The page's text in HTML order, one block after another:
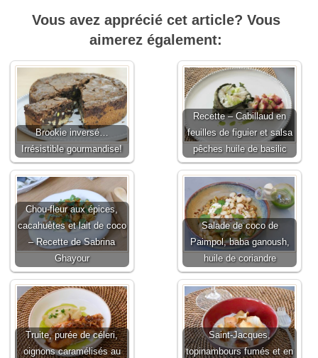
Vous avez apprécié cet article? Vous
aimerez également:
Brookie inversé…
Irrésistible gourmandise!
Recette – Cabillaud en
feuilles de figuier et salsa
pêches huile de basilic
Chou-fleur aux épices,
cacahuètes et lait de coco
– Recette de Sabrina
Ghayour
Salade de coco de
Paimpol, baba ganoush,
huile de coriandre
Truite, purée de céleri,
oignons caramélisés au
Saint-Jacques,
topinambours fumés et en